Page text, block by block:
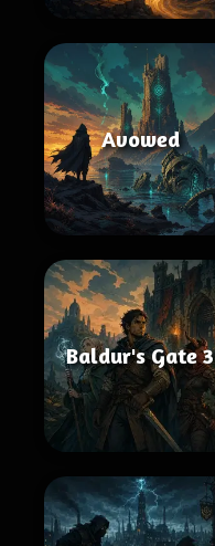
Avowed
Baldur's Gate 3